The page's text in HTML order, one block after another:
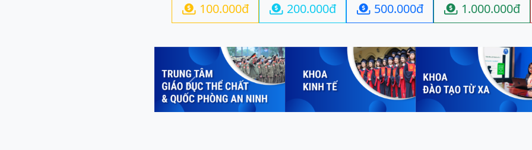
 100.000đ  200.000đ  500.000đ  1.000.000đ
Previous